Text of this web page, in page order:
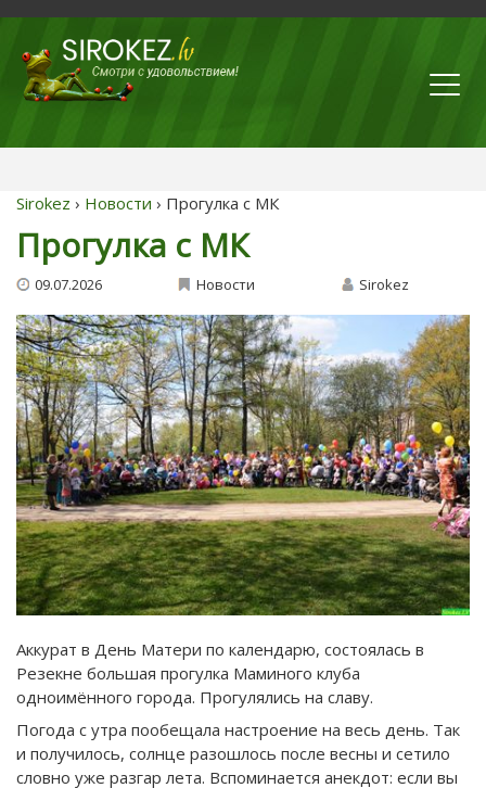
Sirokez › Новости › Прогулка с МК
Прогулка с МК
09.07.2026 Новости Sirokez
Аккурат в День Матери по календарю, состоялась в
Резекне большая прогулка Маминого клуба
одноимённого города. Прогулялись на славу.
Погода с утра пообещала настроение на весь день. Так
и получилось, солнце разошлось после весны и сетило
словно уже разгар лета. Вспоминается анекдот: если вы